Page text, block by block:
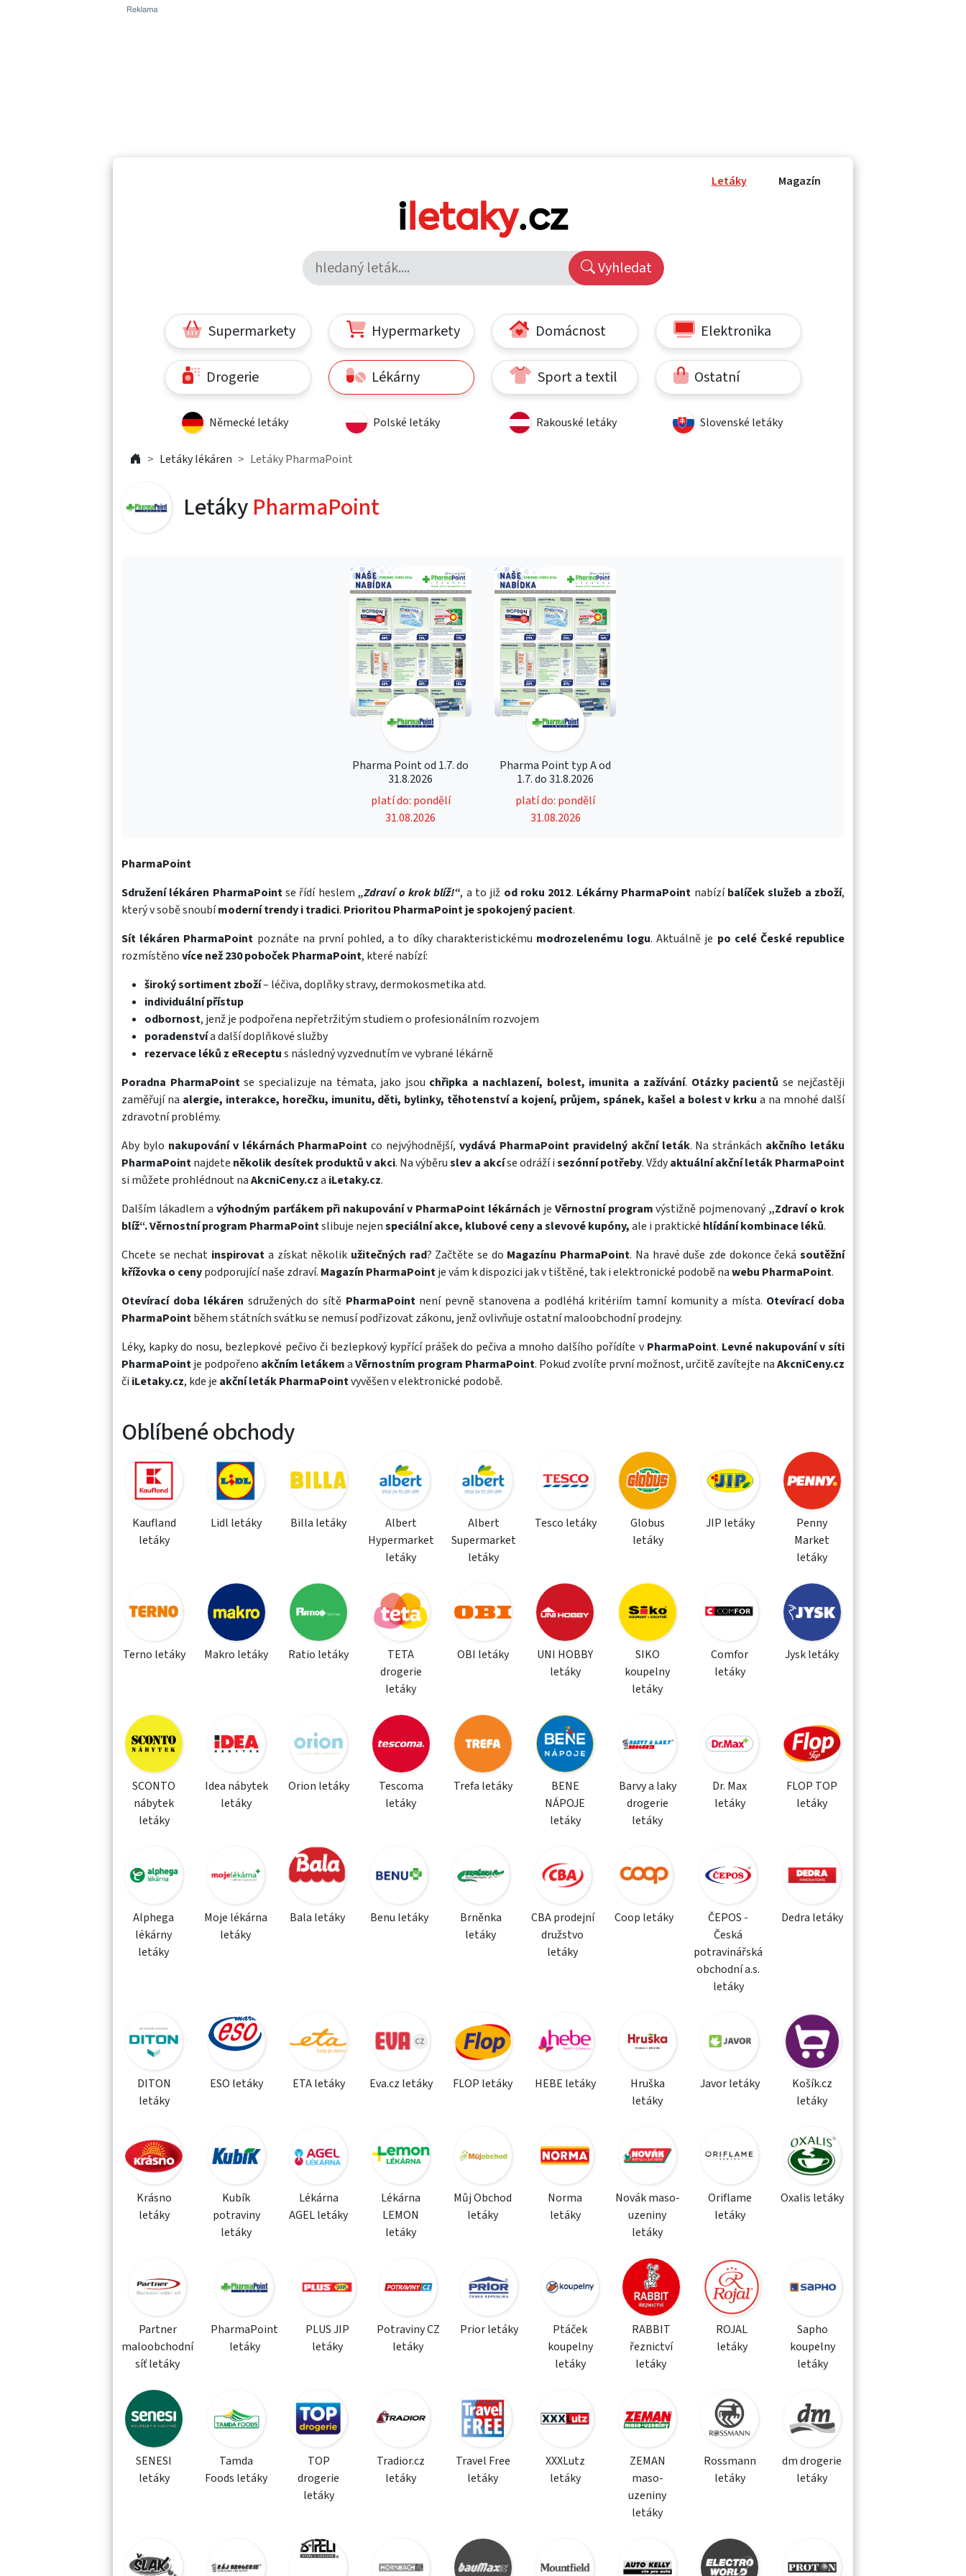
Letáky Magazín
Vyhledat
Supermarkety Hypermarkety Domácnost Elektronika
Drogerie Lékárny Sport a textil Ostatní
Německé letáky Polské letáky Rakouské letáky Slovenské letáky
Letáky lékáren Letáky PharmaPoint
LetákyPharmaPoint
Pharma Point od 1.7. do
31.8.2026
platí do: pondělí
31.08.2026
Pharma Point typ A od
1.7. do 31.8.2026
platí do: pondělí
31.08.2026
PharmaPoint
Sdružení lékáren PharmaPointse řídí heslem„Zdraví o krok blíž!“, a to již od roku 2012. Lékárny PharmaPoint nabízíbalíček služeb a zboží,
který v sobě snoubímoderní trendy i tradici. Prioritou PharmaPoint je spokojený pacient.
Sít lékáren PharmaPoint poznáte na první pohled, a to díky charakteristickému modrozelenému logu. Aktuálně je po celé České republice
rozmístěnovíce než 230 poboček PharmaPoint, které nabízí:
široký sortiment zboží– léčiva, doplňky stravy, dermokosmetika atd.
individuální přístup
odbornost, jenž je podpořena nepřetržitým studiem o profesionálním rozvojem
poradenstvía další doplňkové služby
rezervace léků z eReceptus následný vyzvednutím ve vybrané lékárně
Poradna PharmaPointse specializuje na témata, jako jsou chřipka a nachlazení, bolest, imunita a zažívání. Otázky pacientů se nejčastěji
zaměřují na alergie, interakce, horečku, imunitu, děti, bylinky, těhotenství a kojení, průjem, spánek, kašel a bolest v krku a na mnohé další
zdravotní problémy.
Aby bylo nakupování v lékárnách PharmaPoint co nejvýhodnější, vydává PharmaPoint pravidelný akční leták. Na stránkách akčního letáku
PharmaPointnajdete několik desítek produktů v akci. Na výběruslev a akcíse odráží isezónní potřeby. Vždyaktuální akční leták PharmaPoint
si můžete prohlédnout naAkcniCeny.cza iLetaky.cz.
Dalším lákadlem a výhodným parťákem při nakupování v PharmaPoint lékárnách je Věrnostní programvýstižně pojmenovaný„Zdraví o krok
blíž“.Věrnostní program PharmaPointslibuje nejenspeciální akce, klubové ceny a slevové kupóny,ale i praktické hlídání kombinace léků.
Chcete se nechat inspirovat a získat několik užitečných rad? Začtěte se do Magazínu PharmaPoint. Na hravé duše zde dokonce čekásoutěžní
křížovka o cenypodporující naše zdraví. Magazín PharmaPointje vám k dispozici jak v tištěné, tak i elektronické podobě nawebu PharmaPoint.
Otevírací doba lékáren sdružených do sítě PharmaPoint není pevně stanovena a podléhá kritériím tamní komunity a místa. Otevírací doba
PharmaPointběhem státních svátku se nemusí podřizovat zákonu, jenž ovlivňuje ostatní maloobchodní prodejny.
Léky, kapkydo nosu, bezlepkové pečivo či bezlepkový kypřící prášek do pečiva a mnoho dalšího pořídíte vPharmaPoint. Levné nakupování v síti
PharmaPointje podpořeno akčním letákemaVěrnostním program PharmaPoint. Pokud zvolíte první možnost, určitě zavítejte naAkcniCeny.cz
či iLetaky.cz, kde je akční leták PharmaPointvyvěšen v elektronické podobě.
Oblíbené obchody
Kaufland
letáky
Lidl letáky Billa letáky
Albert
Hypermarket
letáky
Albert
Supermarket
letáky
Tesco letáky
Globus
letáky
JIP letáky
Penny
Market
letáky
Terno letáky Makro letáky Ratio letáky
TETA
drogerie
letáky
OBI letáky
UNI HOBBY
letáky
SIKO
koupelny
letáky
Comfor
letáky
Jysk letáky
SCONTO
nábytek
letáky
Idea nábytek
letáky
Orion letáky
Tescoma
letáky
Trefa letáky
BENE
NÁPOJE
letáky
Barvy a laky
drogerie
letáky
Dr. Max
letáky
FLOP TOP
letáky
Alphega
lékárny
letáky
Moje lékárna
letáky
Bala letáky Benu letáky
Brněnka
letáky
CBA prodejní
družstvo
letáky
Coop letáky
ČEPOS -
Česká
potravinářská
obchodní a.s.
letáky
Dedra letáky
DITON
letáky
ESO letáky ETA letáky Eva.cz letáky FLOP letáky HEBE letáky
Hruška
letáky
Javor letáky
Košík.cz
letáky
Krásno
letáky
Kubík
potraviny
letáky
Lékárna
AGEL letáky
Lékárna
LEMON
letáky
Můj Obchod
letáky
Norma
letáky
Novák maso-
uzeniny
letáky
Oriflame
letáky
Oxalis letáky
Partner
maloobchodní
síť letáky
PharmaPoint
letáky
PLUS JIP
letáky
Potraviny CZ
letáky
Prior letáky
Ptáček
koupelny
letáky
RABBIT
řeznictví
letáky
ROJAL
letáky
Sapho
koupelny
letáky
SENESI
letáky
Tamda
Foods letáky
TOP
drogerie
letáky
Tradior.cz
letáky
Travel Free
letáky
XXXLutz
letáky
ZEMAN
maso-
uzeniny
letáky
Rossmann
letáky
dm drogerie
letáky